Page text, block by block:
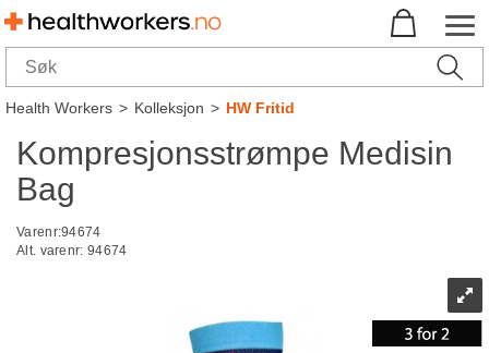
Health Workers>Kolleksjon>HW Fritid
Kompresjonsstrømpe Medisin
Bag
Varenr:94674
Alt. varenr: 94674